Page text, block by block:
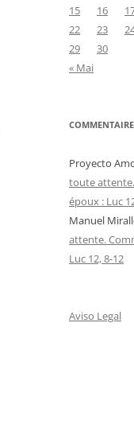
15
16
22
23
29
30
« Mai
Proyecto
toute
époux : Luc
Manuel
attente.
Luc 12, 8-12
Aviso Legal